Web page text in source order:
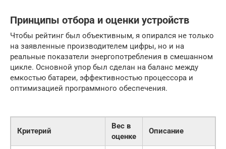
Принципы отбора и оценки устройств
Чтобы рейтинг был объективным, я опирался не только
на заявленные производителем цифры, но и на
реальные показатели энергопотребления в смешанном
цикле. Основной упор был сделан на баланс между
емкостью батареи, эффективностью процессора и
оптимизацией программного обеспечения.
Критерий
Вес в
оценке
Описание